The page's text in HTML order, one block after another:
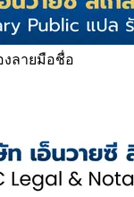
ลายมือชื่อ